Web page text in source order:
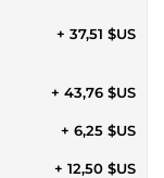
+ 37,51 $US
+ 43,76 $US
+ 6,25 $US
+ 12,50 $US